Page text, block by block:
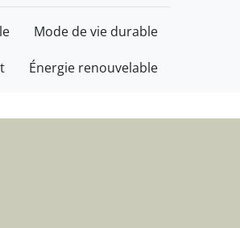
Mode de vie durable
Énergie renouvelable